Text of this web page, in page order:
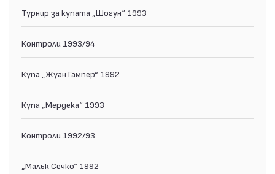
Турнир за купата „Шогун“ 1993
Контроли 1993/94
Купа „Жуан Гампер“ 1992
Купа „Мердека“ 1993
Контроли 1992/93
„Малък Сечко“ 1992